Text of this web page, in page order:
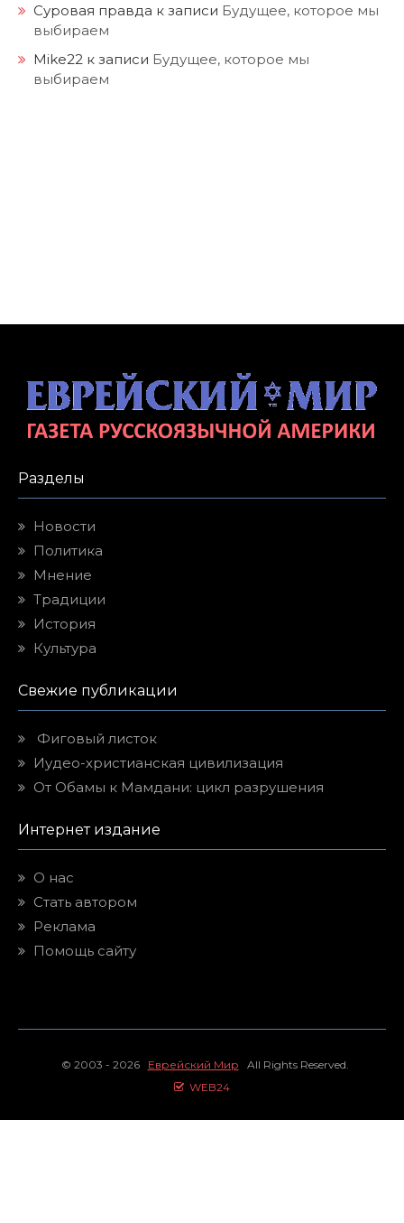
Суровая правда к записи Будущее, которое мы
выбираем
Mike22 к записи Будущее, которое мы
выбираем
Разделы
Новости
Политика
Мнение
Традиции
История
Культура
Свежие публикации
Фиговый листок
Иудео-христианская цивилизация
От Обамы к Мамдани: цикл разрушения
Интернет издание
О нас
Стать автором
Реклама
Помощь сайту
© 2003 - 2026 Еврейский Мир All Rights Reserved.
WEB24